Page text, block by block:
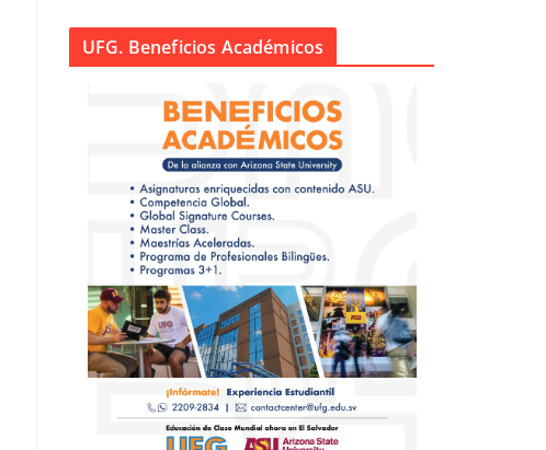
UFG. Beneficios Académicos